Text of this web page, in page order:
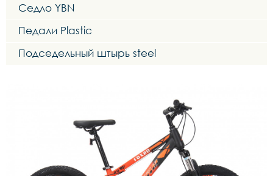
Седло YBN
Педали Plastic
Подседельный штырь steel